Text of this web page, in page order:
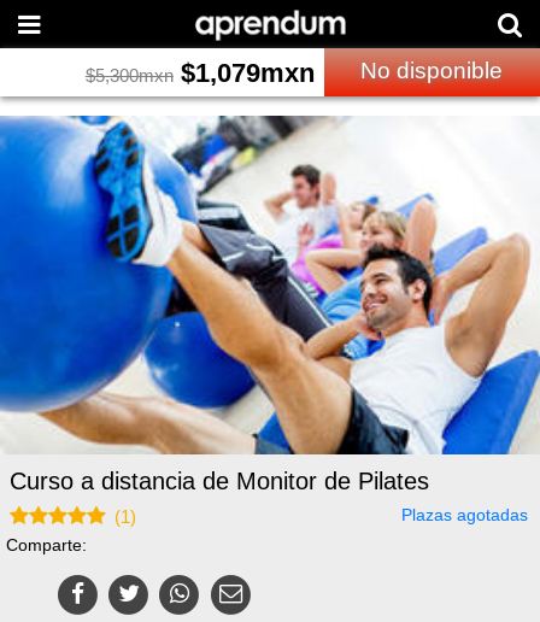
$5,300mxn $1,079mxn No disponible
Curso a distancia de Monitor de Pilates
(1)
Plazas agotadas
Comparte: